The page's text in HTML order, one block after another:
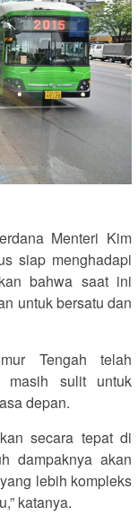
Menteri Kim
siap menghadapi
bahwa saat ini
untuk bersatu dan
Tengah telah
masih sulit untuk
depan.
secara tepat di
dampaknya akan
lebih kompleks
katanya.